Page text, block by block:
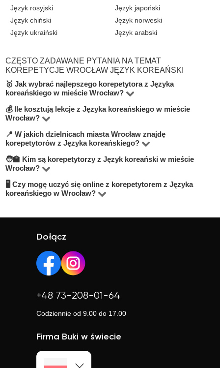
Język rosyjski
Język japoński
Język chiński
Język norweski
Język ukraiński
Język arabski
CZĘSTO ZADAWANE PYTANIA NA TEMAT
KOREPETYCJE WROCŁAW JĘZYK KOREAŃSKI
🥇 Jak wybrać najlepszego korepetytora z Języka
koreańskiego w mieście Wrocław?
Na platformie BUKI znajdziesz 4 korepetytorów
oferujących zajęcia z Język koreański w miejscowości
Wrocław. Przy wyborze zwróć uwagę na cenę, opinie,
szukać korepetytorów z opcją darmowej lekcji próbnej,
💰 Ile kosztują lekcje z Języka koreańskiego w mieście
Wrocław?
Ceny zależą od poziomu, doświadczenia korepetytora i
trybu zajęć (online lub stacjonarnie). Średnia cena w
mieście Wrocław wynosi od 70 do 100 zł/h.
📍 W jakich dzielnicach miasta Wrocław znajdę
korepetytorów z Języka koreańskiego?
Na BUKI możesz znaleźć nauczycieli w niemal
wszystkich dzielnicach miasta Wrocław. Możesz też
wybrać lekcje online, jeśli zależy Ci na elastyczności.
🧑‍🏫 Kim są korepetytorzy z Język koreański w mieście
Wrocław?
Na BUKI znajdziesz wykwalifikowanych nauczycieli,
studentów oraz praktyków z doświadczeniem. Średnia
🖥 Czy mogę uczyć się online z korepetytorem z Języka
koreańskiego w Wrocław?
Online możesz uczyć się w elastyczny sposób,
niezależnie od lokalizacji.
Dołącz
+48 73-208-01-64
Codziennie od 9.00 do 17.00
Firma Buki w świecie